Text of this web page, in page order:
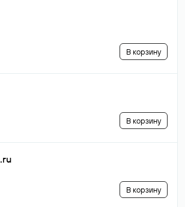
В корзину
В корзину
.ru
В корзину